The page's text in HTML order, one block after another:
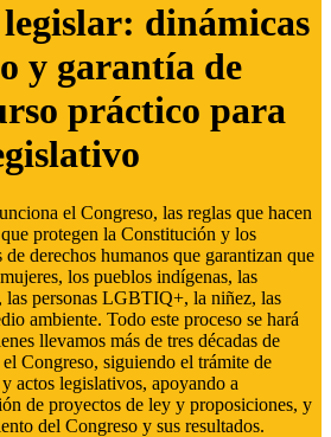
dinámicas
y garantía de
práctico para
el Congreso, las reglas que hacen
protegen la Constitución y los
de derechos humanos que garantizan que
los pueblos indígenas, las
las personas LGBTIQ+, la niñez, las
ambiente. Todo este proceso se hará
llevamos más de tres décadas de
Congreso, siguiendo el trámite de
actos legislativos, apoyando a
de proyectos de ley y proposiciones, y
del Congreso y sus resultados.